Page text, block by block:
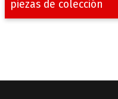
piezas de colección